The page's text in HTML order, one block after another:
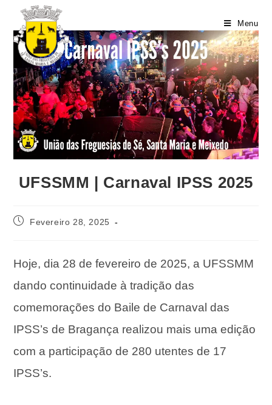
Menu
UFSSMM | Carnaval IPSS 2025
Fevereiro 28, 2025
Hoje, dia 28 de fevereiro de 2025, a UFSSMM
dando continuidade à tradição das
comemorações do Baile de Carnaval das
IPSS’s de Bragança realizou mais uma edição
com a participação de 280 utentes de 17
IPSS’s.